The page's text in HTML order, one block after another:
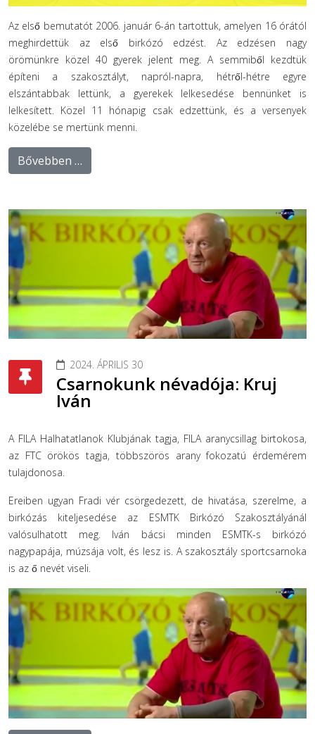
Az első bemutatót 2006. január 6-án tartottuk, amelyen 16 órától
meghirdettük az első birkózó edzést. Az edzésen nagy
örömünkre közel 40 gyerek jelent meg. A semmiből kezdtük
építeni a szakosztályt, napról-napra, hétről-hétre egyre
elszántabbak lettünk, a gyerekek lelkesedése bennünket is
lelkesített. Közel 11 hónapig csak edzettünk, és a versenyek
közelébe se mertünk menni.
Bővebben …
2024. ÁPRILIS 30
Csarnokunk névadója: Kruj
Iván
A FILA Halhatatlanok Klubjának tagja, FILA aranycsillag birtokosa,
az FTC örökös tagja, többszörös arany fokozatú érdemérem
tulajdonosa.
Ereiben ugyan Fradi vér csörgedezett, de hivatása, szerelme, a
birkózás kiteljesedése az ESMTK Birkózó Szakosztályánál
valósulhatott meg. Iván bácsi minden ESMTK-s birkózó
nagypapája, múzsája volt, és lesz is. A szakosztály sportcsarnoka
is az ő nevét viseli.